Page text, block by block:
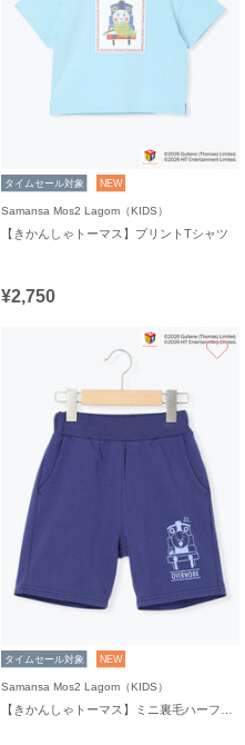
タイムセール対象 NEW
Samansa Mos2 Lagom（KIDS）
【きかんしゃトーマス】プリントTシャツ
¥2,750
タイムセール対象 NEW
Samansa Mos2 Lagom（KIDS）